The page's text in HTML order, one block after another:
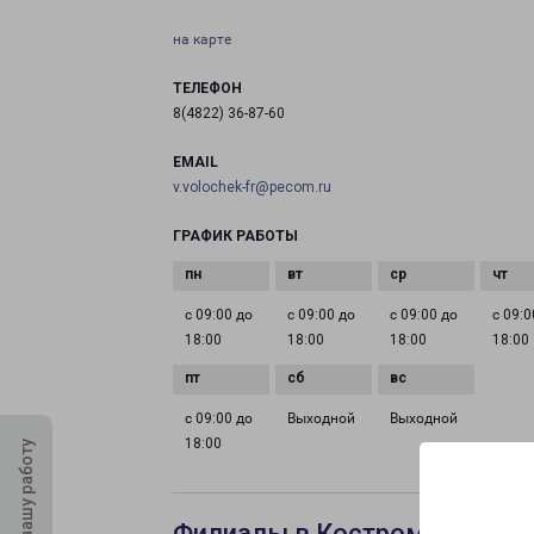
на карте
ТЕЛЕФОН
8(4822) 36-87-60
EMAIL
v.volochek-fr@pecom.ru
ГРАФИК РАБОТЫ
с 09:00 до
18:00
с 09:00 до
18:00
с 09:00 до
18:00
с
18:00
с 09:00 до
18:00
Выходной Выходной